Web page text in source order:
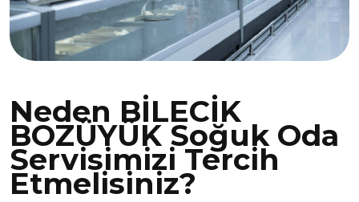
Neden BİLECİK
BOZÜYÜK Soğuk Oda
Servisimizi Tercih
Etmelisiniz?